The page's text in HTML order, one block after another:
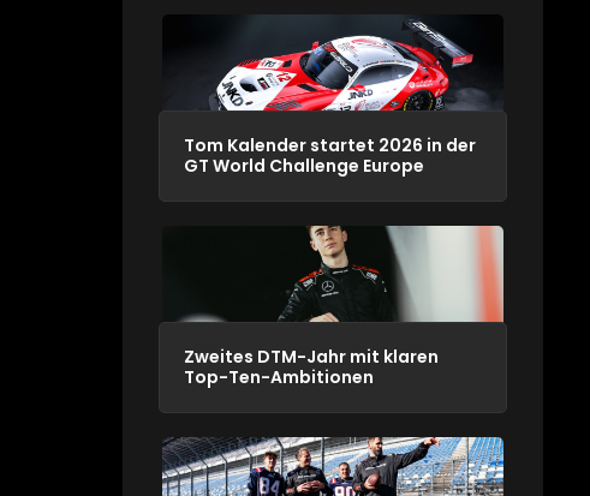
Tom Kalender startet 2026 in der
GT World Challenge Europe
Zweites DTM-Jahr mit klaren
Top-Ten-Ambitionen